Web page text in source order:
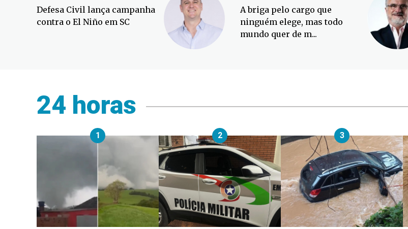
Defesa Civil lança campanha
contra o El Niño em SC
A briga pelo cargo que
ninguém elege, mas todo
mundo quer de m...
24 horas
1 2 3